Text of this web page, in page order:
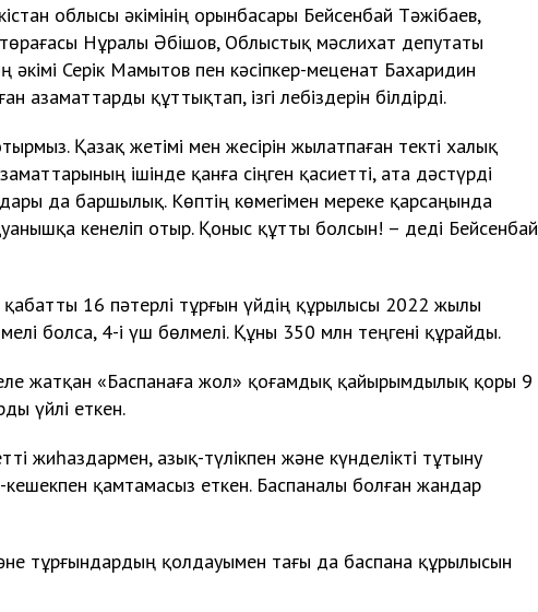
облысы әкімінің орынбасары Бейсенбай Тәжібаев,
Нұралы Әбішов, Облыстық мәслихат депутаты
Серік Мамытов пен кәсіпкер-меценат Бахаридин
азаматтарды құттықтап, ізгі лебіздерін білдірді.
Қазақ жетімі мен жесірін жылатпаған текті халық
ішінде қанға сіңген қасиетті, ата дәстүрді
да баршылық. Көптің көмегімен мереке қарсаңында
кенеліп отыр. Қоныс құтты болсын! – деді Бейсенбай
16 пәтерлі тұрғын үйдің құрылысы 2022 жылы
болса, 4-і үш бөлмелі. Құны 350 млн теңгені құрайды.
жатқан «Баспанаға жол» қоғамдық қайырымдылық қоры 9
үйлі еткен.
жиһаздармен, азық-түлікпен және күнделікті тұтыну
қамтамасыз еткен. Баспаналы болған жандар
тұрғындардың қолдауымен тағы да баспана құрылысын